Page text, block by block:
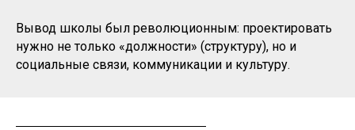
Вывод школы был революционным: проектировать
нужно не только «должности» (структуру), но и
социальные связи, коммуникации и культуру.